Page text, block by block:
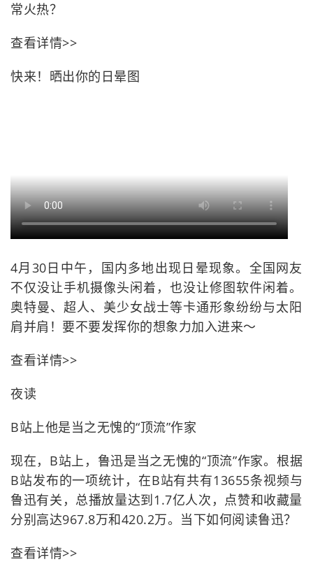
常火热？
查看详情>>
快来！晒出你的日晕图
4月30日中午，国内多地出现日晕现象。全国网友
不仅没让手机摄像头闲着，也没让修图软件闲着。
奥特曼、超人、美少女战士等卡通形象纷纷与太阳
肩并肩！要不要发挥你的想象力加入进来～
查看详情>>
夜读
B站上他是当之无愧的“顶流”作家
现在，B站上，鲁迅是当之无愧的“顶流”作家。根据
B站发布的一项统计，在B站有共有13655条视频与
鲁迅有关，总播放量达到1.7亿人次，点赞和收藏量
分别高达967.8万和420.2万。当下如何阅读鲁迅？
查看详情>>